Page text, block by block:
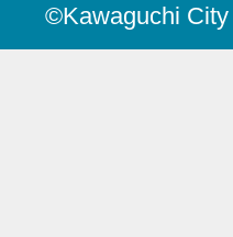
©Kawaguchi City